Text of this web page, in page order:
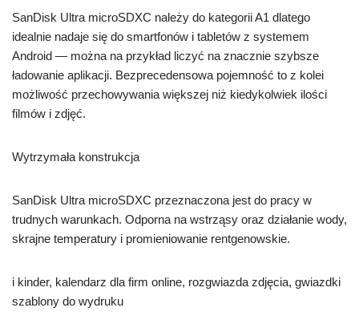
SanDisk Ultra microSDXC należy do kategorii A1 dlatego
idealnie nadaje się do smartfonów i tabletów z systemem
Android — można na przykład liczyć na znacznie szybsze
ładowanie aplikacji. Bezprecedensowa pojemność to z kolei
możliwość przechowywania większej niż kiedykolwiek ilości
filmów i zdjęć.
Wytrzymała konstrukcja
SanDisk Ultra microSDXC przeznaczona jest do pracy w
trudnych warunkach. Odporna na wstrząsy oraz działanie wody,
skrajne temperatury i promieniowanie rentgenowskie.
i kinder, kalendarz dla firm online, rozgwiazda zdjęcia, gwiazdki
szablony do wydruku